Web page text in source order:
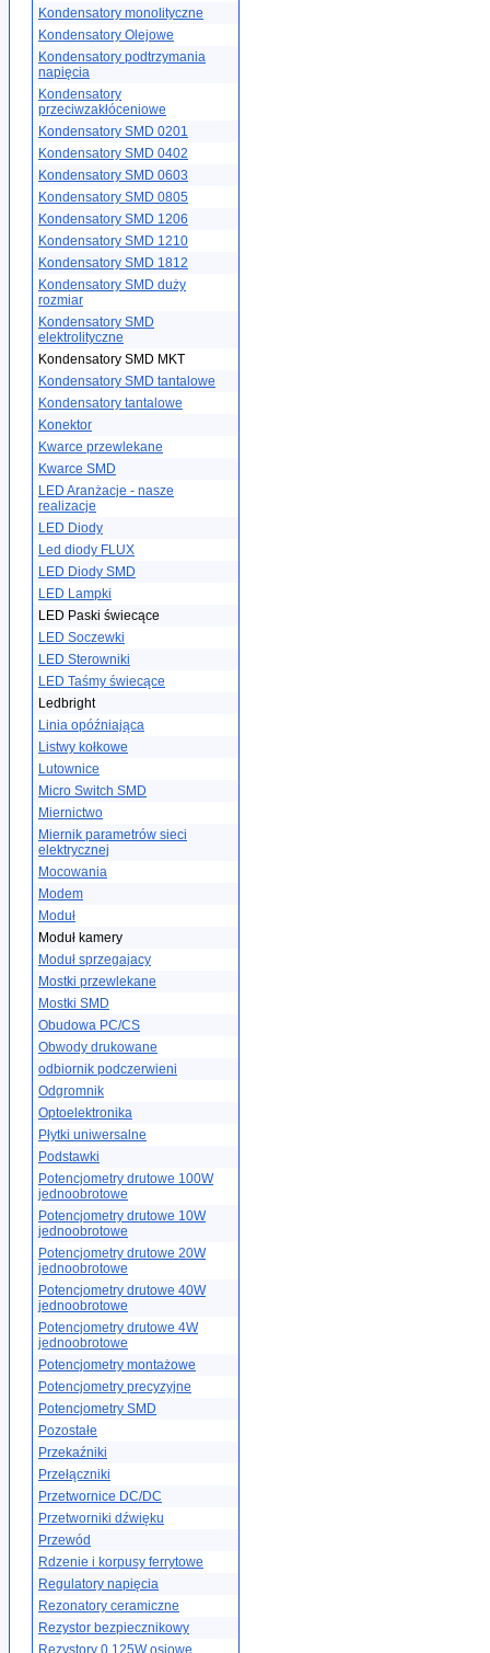
Kondensatory monolityczne
Kondensatory Olejowe
Kondensatory podtrzymania
napięcia
Kondensatory
przeciwzakłóceniowe
Kondensatory SMD 0201
Kondensatory SMD 0402
Kondensatory SMD 0603
Kondensatory SMD 0805
Kondensatory SMD 1206
Kondensatory SMD 1210
Kondensatory SMD 1812
Kondensatory SMD duży
rozmiar
Kondensatory SMD
elektrolityczne
Kondensatory SMD MKT
Kondensatory SMD tantalowe
Kondensatory tantalowe
Konektor
Kwarce przewlekane
Kwarce SMD
LED Aranżacje - nasze
realizacje
LED Diody
Led diody FLUX
LED Diody SMD
LED Lampki
LED Paski świecące
LED Soczewki
LED Sterowniki
LED Taśmy świecące
Ledbright
Linia opóźniająca
Listwy kołkowe
Lutownice
Micro Switch SMD
Miernictwo
Miernik parametrów sieci
elektrycznej
Mocowania
Modem
Moduł
Moduł kamery
Moduł sprzegajacy
Mostki przewlekane
Mostki SMD
Obudowa PC/CS
Obwody drukowane
odbiornik podczerwieni
Odgromnik
Optoelektronika
Płytki uniwersalne
Podstawki
Potencjometry drutowe 100W
jednoobrotowe
Potencjometry drutowe 10W
jednoobrotowe
Potencjometry drutowe 20W
jednoobrotowe
Potencjometry drutowe 40W
jednoobrotowe
Potencjometry drutowe 4W
jednoobrotowe
Potencjometry montażowe
Potencjometry precyzyjne
Potencjometry SMD
Pozostałe
Przekaźniki
Przełączniki
Przetwornice DC/DC
Przetworniki dźwięku
Przewód
Rdzenie i korpusy ferrytowe
Regulatory napięcia
Rezonatory ceramiczne
Rezystor bezpiecznikowy
Rezystory 0.125W osiowe